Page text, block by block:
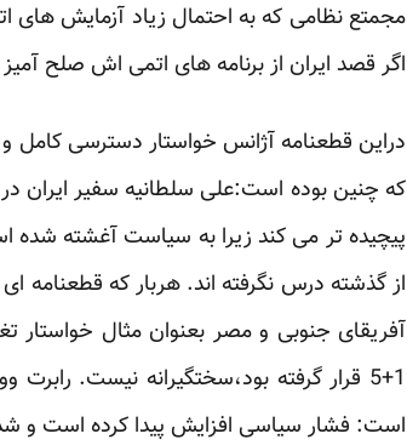
مجمتع نظامی که به احتمال زیاد آزمایش های
اگر قصد ایران از برنامه های اتمی اش صلح
دراین قطعنامه آژانس خواستار دسترسی کامل
که چنین بوده است:علی سلطانیه سفیر ایران
پیچیده تر می کند زیرا به سیاست آغشته شده
از گذشته درس نگرفته اند. هربار که
آفریقای جنوبی و مصر بعنوان مثال خواستار
1+5 قرار گرفته بود،سختگیرانه نیست.
است: فشار سیاسی افزایش پیدا کرده است و